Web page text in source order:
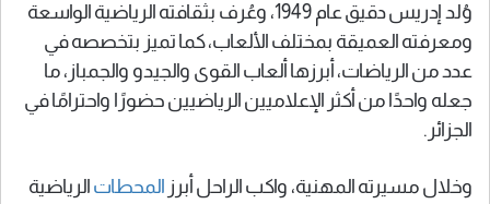
وُلد إدريس دقيق عام 1949، وعُرف بثقافته الرياضية الواسعة
ومعرفته العميقة بمختلف الألعاب، كما تميز بتخصصه في
عدد من الرياضات، أبرزها ألعاب القوى والجيدو والجمباز، ما
جعله واحدًا من أكثر الإعلاميين الرياضيين حضورًا واحترامًا في
الجزائر.
وخلال مسيرته المهنية، واكب الراحل أبرز المحطات الرياضية